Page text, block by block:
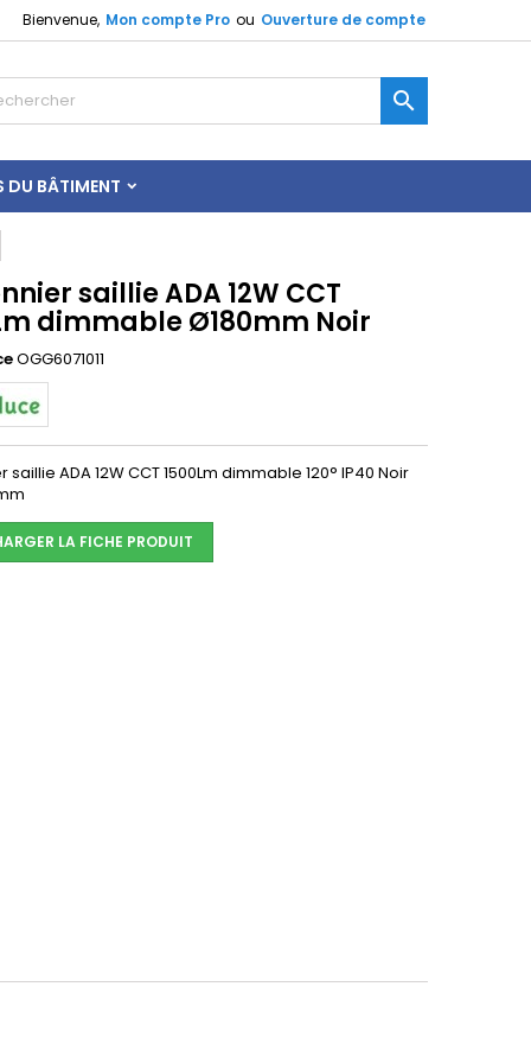
Bienvenue, Mon compte Pro ou Ouverture de compte

DU BÂTIMENT
saillie ADA 12W CCT
dimmable Ø180mm Noir
OGG6071011
saillie ADA 12W CCT 1500Lm dimmable 120° IP40 Noir
LA FICHE PRODUIT